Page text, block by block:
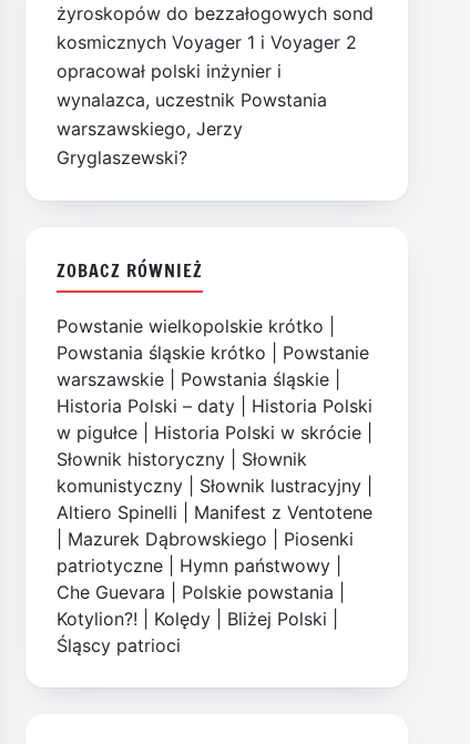
żyroskopów do bezzałogowych sond
kosmicznych Voyager 1 i Voyager 2
opracował polski inżynier i
wynalazca, uczestnik Powstania
warszawskiego, Jerzy
Gryglaszewski?
ZOBACZ RÓWNIEŻ
Powstanie wielkopolskie krótko
Powstania śląskie krótko
Powstanie
warszawskie
Powstania śląskie
Historia Polski – daty
Historia Polski
w pigułce
Historia Polski w skrócie
Słownik historyczny
Słownik
komunistyczny
Słownik lustracyjny
Altiero Spinelli
Manifest z Ventotene
Mazurek Dąbrowskiego
Piosenki
patriotyczne
Hymn państwowy
Che Guevara
Polskie powstania
Kotylion?!
Kolędy Bliżej Polski
Śląscy patrioci